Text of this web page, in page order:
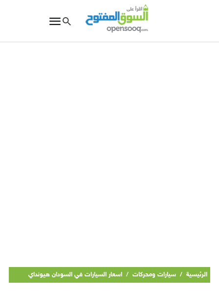
الرئيسية / سيارات ومحركات / اسعار السيارات في السودان هيونداي